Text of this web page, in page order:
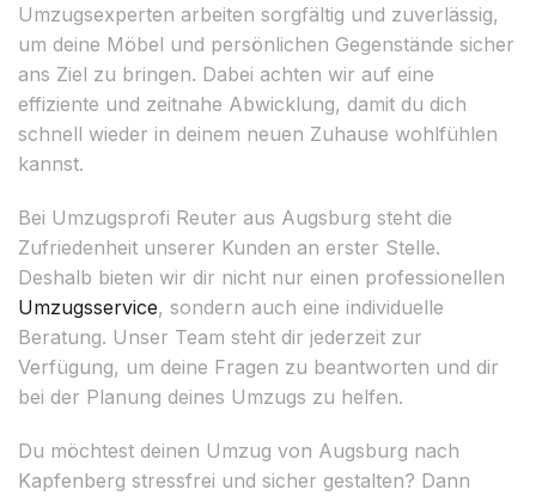
Umzugsexperten arbeiten sorgfältig und zuverlässig,
um deine Möbel und persönlichen Gegenstände sicher
ans Ziel zu bringen. Dabei achten wir auf eine
effiziente und zeitnahe Abwicklung, damit du dich
schnell wieder in deinem neuen Zuhause wohlfühlen
kannst.
Bei Umzugsprofi Reuter aus Augsburg steht die
Zufriedenheit unserer Kunden an erster Stelle.
Deshalb bieten wir dir nicht nur einen professionellen
Umzugsservice, sondern auch eine individuelle
Beratung. Unser Team steht dir jederzeit zur
Verfügung, um deine Fragen zu beantworten und dir
bei der Planung deines Umzugs zu helfen.
Du möchtest deinen Umzug von Augsburg nach
Kapfenberg stressfrei und sicher gestalten? Dann